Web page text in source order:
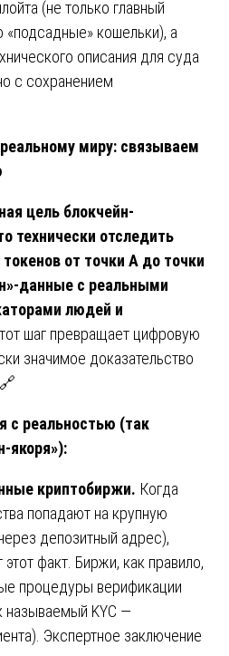
(не только главный
«подсадные» кошельки), а
описания для суда
с сохранением
миру: связываем
цель блокчейн-
технически отследить
от точки А до точки
данные с реальными
людей и
шаг превращает цифровую
значимое доказательство
с реальностью (так
якоря»):
криптобиржи. Когда
попадают на крупную
депозитный адрес),
факт. Биржи, как правило,
процедуры верификации
называемый KYC —
Экспертное заключение